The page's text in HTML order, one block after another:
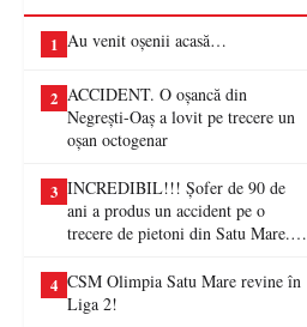
1 Au venit oșenii acasă…
2 ACCIDENT. O oșancă din
Negrești-Oaș a lovit pe trecere un
oșan octogenar
3 INCREDIBIL!!! Șofer de 90 de
ani a produs un accident pe o
trecere de pietoni din Satu Mare. O
4 CSM Olimpia Satu Mare revine în
Liga 2!